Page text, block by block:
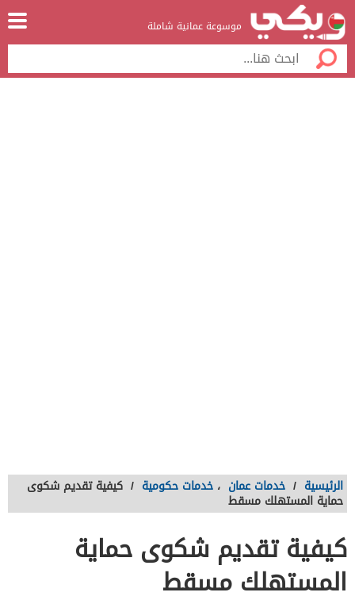
موسوعة عمانية شاملة
الرئيسية / خدمات عمان ، خدمات حكومية / كيفية تقديم شكوى
حماية المستهلك مسقط
كيفية تقديم شكوى حماية
المستهلك مسقط